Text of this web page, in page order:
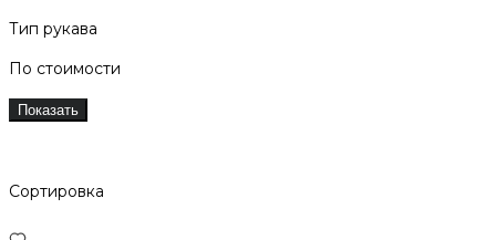
Тип рукава
По стоимости
Показать
Сортировка